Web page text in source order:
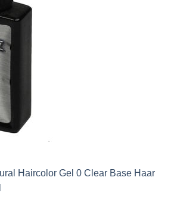
Haircolor Gel 0 Clear Base Haar